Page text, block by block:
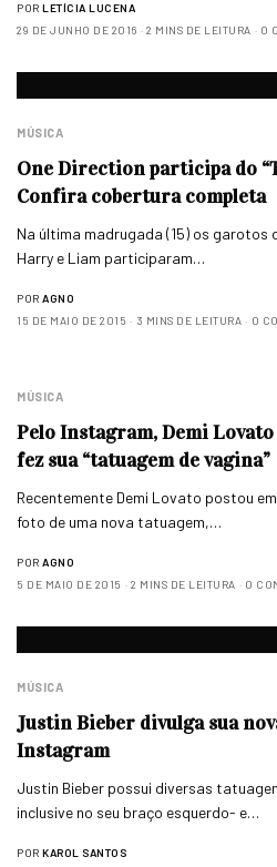
POR LETÍCIA LUCENA
29 DE JUNHO DE 2016
2 MINS DE LEITURA 0
MÚSICA
One Direction participa do
Confira cobertura completa
Na última madrugada (15) os garotos
Harry e Liam participaram…
POR AGNO
15 DE MAIO DE 2015
3 MINS DE LEITURA 0
MÚSICA
Pelo Instagram, Demi
fez sua “tatuagem de vagina”
Recentemente Demi Lovato postou
foto de uma nova tatuagem,…
POR AGNO
5 DE MAIO DE 2015
2 MINS DE LEITURA 0
MÚSICA
Justin Bieber divulga sua
Instagram
Justin Bieber possui diversas
inclusive no seu braço esquerdo- e…
POR KAROL SANTOS